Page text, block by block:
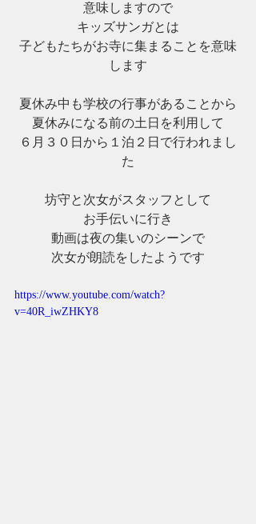
意味しますので
キッズサンガとは
子どもたちがお寺に集まることを意味
します
夏休み中も学校の行事があることから
夏休みになる前の土日を利用して
６月３０日から１泊２日で行われまし
た
坊守と次女がスタッフとして
お手伝いに行き
動画は夜の集いのシーンで
次女が朗読をしたようです
https://www.youtube.com/watch?
v=40R_iwZHKY8